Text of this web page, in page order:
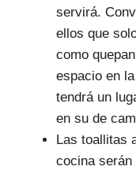
servirá.
ellos que
como
espacio en
tendrá un
en su de
Las toallitas
cocina serán